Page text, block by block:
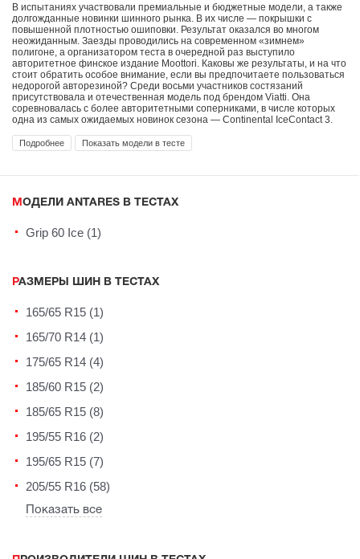
В испытаниях участвовали премиальные и бюджетные модели, а также
долгожданные новинки шинного рынка. В их числе — покрышки с
повышенной плотностью ошиповки. Результат оказался во многом
неожиданным. Заезды проводились на современном «зимнем»
полигоне, а организатором теста в очередной раз выступило
авторитетное финское издание Moottori. Каковы же результаты, и на что
стоит обратить особое внимание, если вы предпочитаете пользоваться
недорогой авторезиной? Среди восьми участников состязаний
присутствовала и отечественная модель под брендом Viatti. Она
соревновалась с более авторитетными соперниками, в числе которых
одна из самых ожидаемых новинок сезона — Continental IceContact 3.
Подробнее Показать модели в тесте
МОДЕЛИ ANTARES В ТЕСТАХ
Grip 60 Ice (1)
РАЗМЕРЫ ШИН В ТЕСТАХ
165/65 R15 (1)
165/70 R14 (1)
175/65 R14 (4)
185/60 R15 (2)
185/65 R15 (8)
195/55 R16 (2)
195/65 R15 (7)
205/55 R16 (58)
Показать все